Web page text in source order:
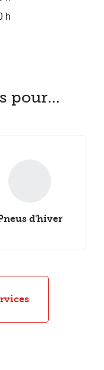
pour...
d'hiver
Pneus d'été
h